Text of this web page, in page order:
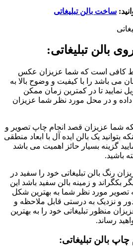
ساخت بالن تبلیغاتی
بالن تبلیغاتی:
کافی است که شما عزیزان عکس
باشد را با کیفیت و وضوح بالا به
نمایید تا در کمترین زمان ممکن
داده و در محل مورد نظر شما عزیزان
شما عزیزان قصد انجام چاپ تصویر و
بتوانید یک بالن ایده آل با ابعاد منطقی
گزینه بسیار حائز اهمیت می باشد
باشید.
رنگ بالن تبلیغاتی خود را سفید در
بکگراند و زمینه بالن سفید باشد این
تصویر مورد نظر شما به بهترین شکل
و نزدیک به درستی قابل ملاحظه و
منظور تبلیغاتی خود را به بهترین
رساند.
چاپ بالن تبلیغاتی: